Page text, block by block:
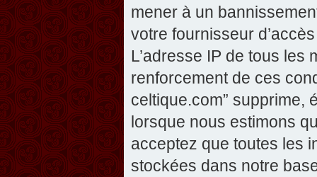
mener à un
votre fournisseur
L’adresse IP de tous
renforcement de ces
celtique.com” supprime,
lorsque nous estimons
acceptez que toutes les
stockées dans notre